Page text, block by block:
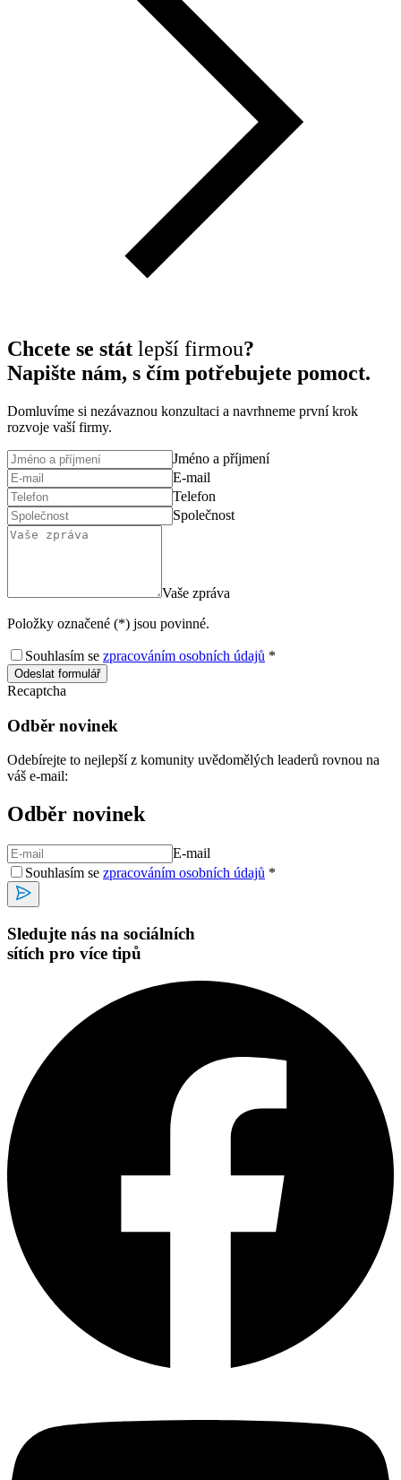
Chcete se stát lepší firmou?
Napište nám, s čím potřebujete pomoct.
Domluvíme si nezávaznou konzultaci a navrhneme první krok
rozvoje vaší firmy.
Jméno a příjmení
E-mail
Telefon
Společnost
Vaše zpráva
Položky označené (*) jsou povinné.
Souhlasím se zpracováním osobních údajů *
Odeslat formulář
Recaptcha
Odběr novinek
Odebírejte to nejlepší z komunity uvědomělých leaderů rovnou na
váš e-mail:
Odběr novinek
E-mail
Souhlasím se zpracováním osobních údajů *
Sledujte nás na sociálních
sítích pro více tipů